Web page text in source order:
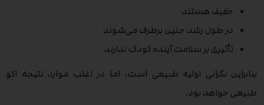
خفیف هستند
در طول رشد جنین برطرف می‌شوند
تأثیری بر سلامت آینده کودک ندارند
بنابراین نگرانی اولیه طبیعی است، اما در اغلب موارد نتیجه اکو
طبیعی خواهد بود.